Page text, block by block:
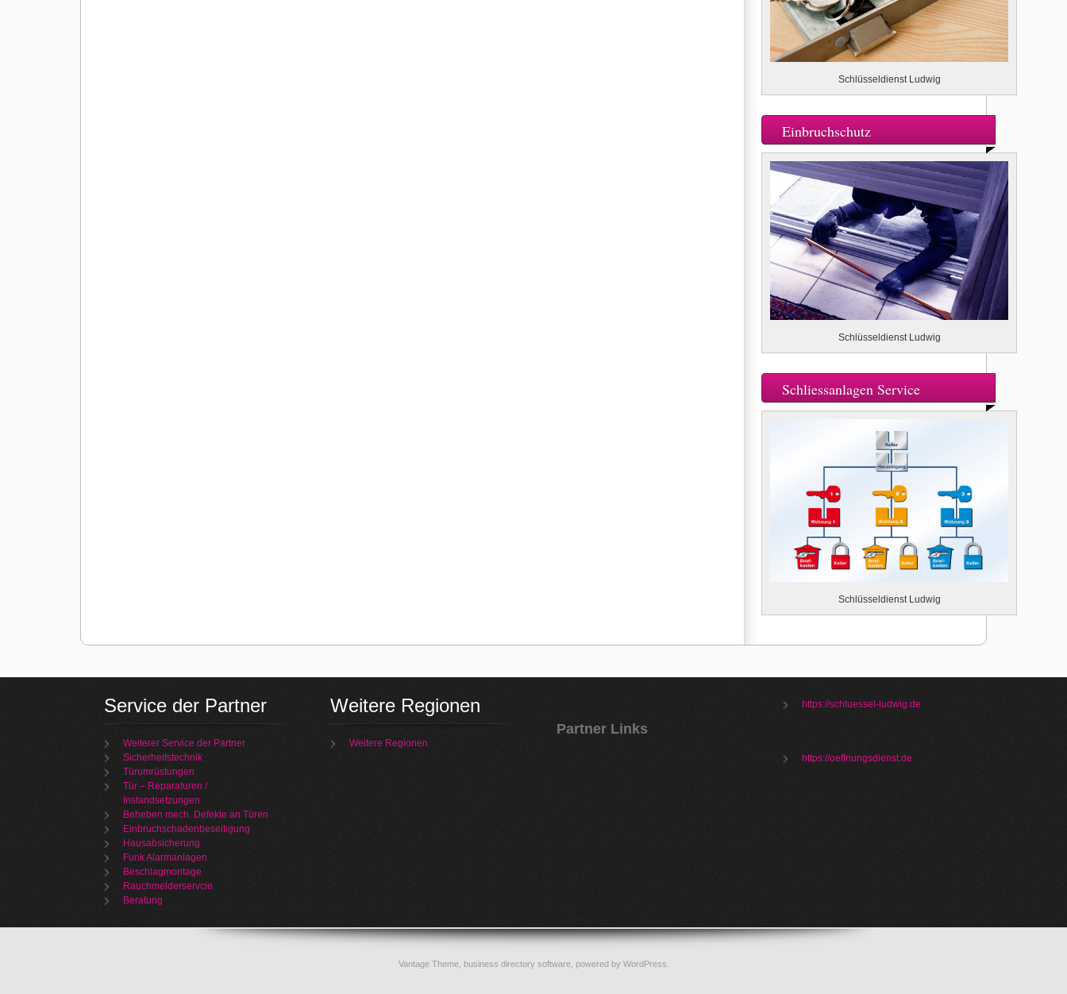
Schlüsseldienst Ludwig
Einbruchschutz
Schlüsseldienst Ludwig
Schliessanlagen Service
Schlüsseldienst Ludwig
Service der Partner
Weiterer Service der Partner
Sicherheitstechnik
Türumrüstungen
Tür – Reparaturen /
Instandsetzungen
Beheben mech. Defekte an Türen
Einbruchschadenbeseitigung
Hausabsicherung
Funk Alarmanlagen
Beschlagmontage
Rauchmelderservcie
Beratung
Weitere Regionen
Weitere Regionen
Partner Links
https://schluessel-ludwig.de
https://oeffnungsdienst.de
Vantage Theme, business directory software, powered by WordPress